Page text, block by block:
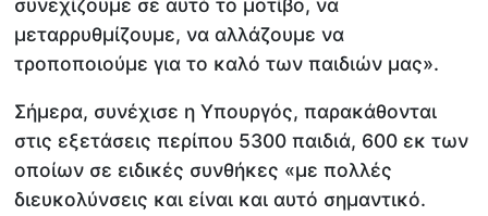
συνεχίζουμε σε αυτό το μοτίβο, να
μεταρρυθμίζουμε, να αλλάζουμε να
τροποποιούμε για το καλό των παιδιών μας».
Σήμερα, συνέχισε η Υπουργός, παρακάθονται
στις εξετάσεις περίπου 5300 παιδιά, 600 εκ των
οποίων σε ειδικές συνθήκες «με πολλές
διευκολύνσεις και είναι και αυτό σημαντικό.